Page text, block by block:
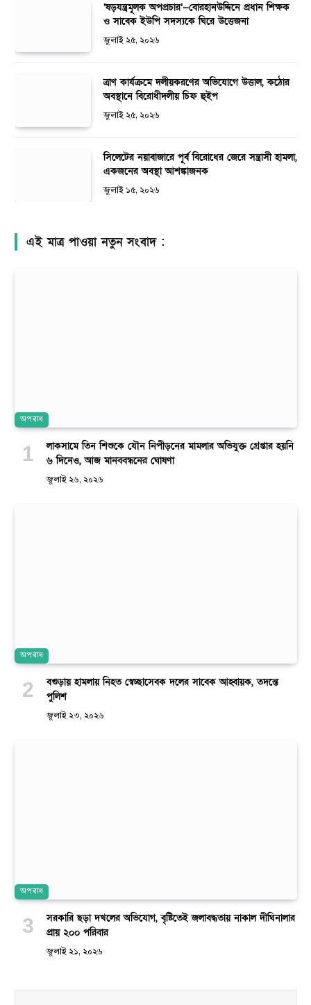
‘ষড়যন্ত্রমূলক অপপ্রচার’—বোরহানউদ্দিনে প্রধান শিক্ষক
ও সাবেক ইউপি সদস্যকে ঘিরে উত্তেজনা
জুলাই ২৫, ২০২৬
ত্রাণ কার্যক্রমে দলীয়করণের অভিযোগে উত্তাল, কঠোর
অবস্থানে বিরোধীদলীয় চিফ হুইপ
জুলাই ২৫, ২০২৬
সিলেটের নয়াবাজারে পূর্ব বিরোধের জেরে সন্ত্রাসী হামলা,
একজনের অবস্থা আশঙ্কাজনক
জুলাই ১৫, ২০২৬
এই মাত্র পাওয়া নতুন সংবাদ :
অপরাধ
লাকসামে তিন শিশুকে যৌন নিপীড়নের মামলার অভিযুক্ত গ্রেপ্তার হয়নি
৬ দিনেও, আজ মানববন্ধনের ঘোষণা
জুলাই ২৬, ২০২৬
অপরাধ
বগুড়ায় হামলায় নিহত স্বেচ্ছাসেবক দলের সাবেক আহ্বায়ক, তদন্তে
পুলিশ
জুলাই ২৩, ২০২৬
অপরাধ
সরকারি ছড়া দখলের অভিযোগ, বৃষ্টিতেই জলাবদ্ধতায় নাকাল দীঘিনালার
প্রায় ২০০ পরিবার
জুলাই ২১, ২০২৬